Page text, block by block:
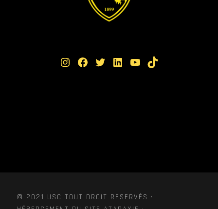
Instagram Facebook Twitter LinkedIn YouTube TikTok
© 2021 USC TOUT DROIT RESERVÉS ·